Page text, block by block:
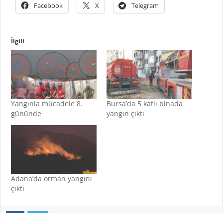
Facebook X Telegram
İlgili
Yangınla mücadele 8.
gününde
Bursa’da 5 katlı binada
yangın çıktı
Adana’da orman yangını
çıktı